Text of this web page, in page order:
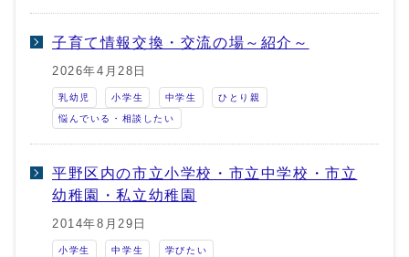
子育て情報交換・交流の場～紹介～
2026年4月28日
乳幼児 小学生 中学生 ひとり親
悩んでいる・相談したい
平野区内の市立小学校・市立中学校・市立
幼稚園・私立幼稚園
2014年8月29日
小学生 中学生 学びたい